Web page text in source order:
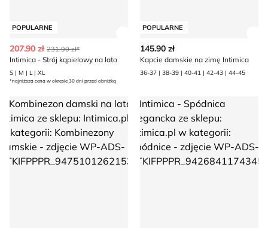
POPULARNE
207.90 zł 231.90 zł*
Intimica - Strój kąpielowy na lato
S | M | L | XL
*najniższa cena w okresie 30 dni przed obniżką
POPULARNE
145.90 zł
Kapcie damskie na zimę Intimica
36-37 | 38-39 | 40-41 | 42-43 | 44-45
damski na lato IntimicaIntimica - Spódnica elegancka